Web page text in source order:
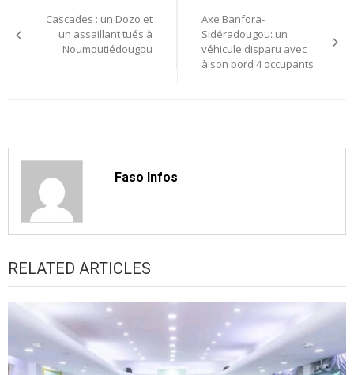
de
Cascades : un Dozo et
un assaillant tués à
Noumoutiédougou
Axe Banfora-
Sidéradougou: un
véhicule disparu avec
à son bord 4 occupants
Faso Infos
RELATED ARTICLES